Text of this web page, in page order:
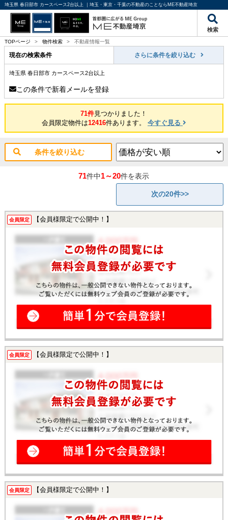
埼玉県 春日部市 カースペース2台以上 ｜埼玉・東京・千葉の不動産のことならME不動産埼京
検索
TOPページ > 物件検索 > 不動産情報一覧
現在の検索条件 さらに条件を絞り込む
埼玉県 春日部市 カースペース2台以上
この条件で新着メールを登録
71件見つかりました！
会員限定物件は12416件あります。 今すぐ見る
条件を絞り込む
71件中1～20件を表示
次の20件>>
会員限定 【会員様限定で公開中！】
会員限定 【会員様限定で公開中！】
会員限定 【会員様限定で公開中！】